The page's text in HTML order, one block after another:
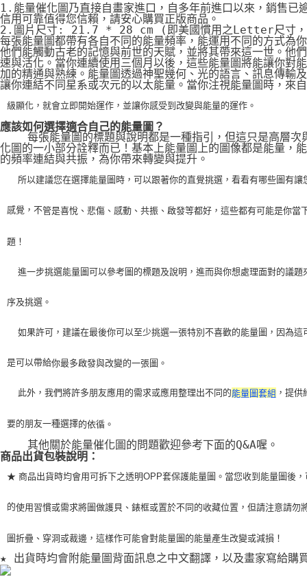
1.能量催化圖乃直接自畫家進口，自多年前進口以來，銷售已
信用可靠值得您信賴，請安心購買正版商品。
2.圖片尺寸: 21.7 * 28 cm (即美國慣用之Letter尺寸，
每張能量圖都帶有各自不同的能量頻率，能運用不同的方式為
他們能觸動古老的記憶與前世的天賦，並將其帶來這一世。他
速與活化。當你連續使用三個月以後，這些能量圖將能讓你對
加的精通與熟練。能量圖透過神聖幾何、光的語言、訊息傳輸
讓你連結不同星系或次元的以太能量。當你注視能量圖時，來
級顯化，就會立即開始運作，並讓你感受到改變與能量的運作。
應該如何選擇適合自己的能量圖？
每張能量圖的標題與說明都是一種指引，但這只是高層次
化圖的一小部分詮釋而已！基本上能量圖上的圖像都是能量，
的頻率連結與共振，為你帶來轉變與提升。
所以建議您在選擇能量圖時，可以跟著你的直覺挑選，看看有哪些圖有讓
感覺，不管是喜悅、悲傷、感動、共振、啟發等都好，這些都有可能是你當
題！
進一步挑選能量圖可以參考圖的標題及說明，進而與你想處理面對的議題
序及挑選。
如果許可，建議在最後你可以至少挑選一張特別不喜歡的能量圖，因為這
是可以帶給你最多啟發與改變的一張圖。
    此外，我們將許多朋友應用的需求或應用整理出不同的
能量圖套組 ，提供
要的朋友一種選擇的依循。
    其他關於能量催化圖的問題歡迎參考下面的Q&A喔。
商品出貨包裝說明：
★ 商品出貨時均會用可拆下之透明OPP套保護能量圖。當您收到能量圖後，
的使用習慣或需求將圖做護貝、錶框或置於不同的收藏位置，但請注意請勿
圖折疊、穿洞或裁邊，這樣作可能會對能量圖的能量產生改變或減損！
★ 出貨時均會附能量圖背面訊息之中文翻譯，以及畫家寫給購